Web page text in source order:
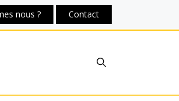
nous ? Contact